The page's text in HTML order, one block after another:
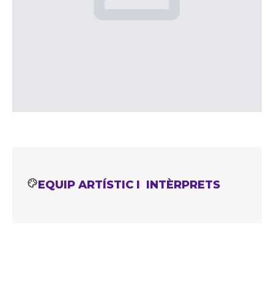
EQUIP ARTÍSTIC I INTÈRPRETS